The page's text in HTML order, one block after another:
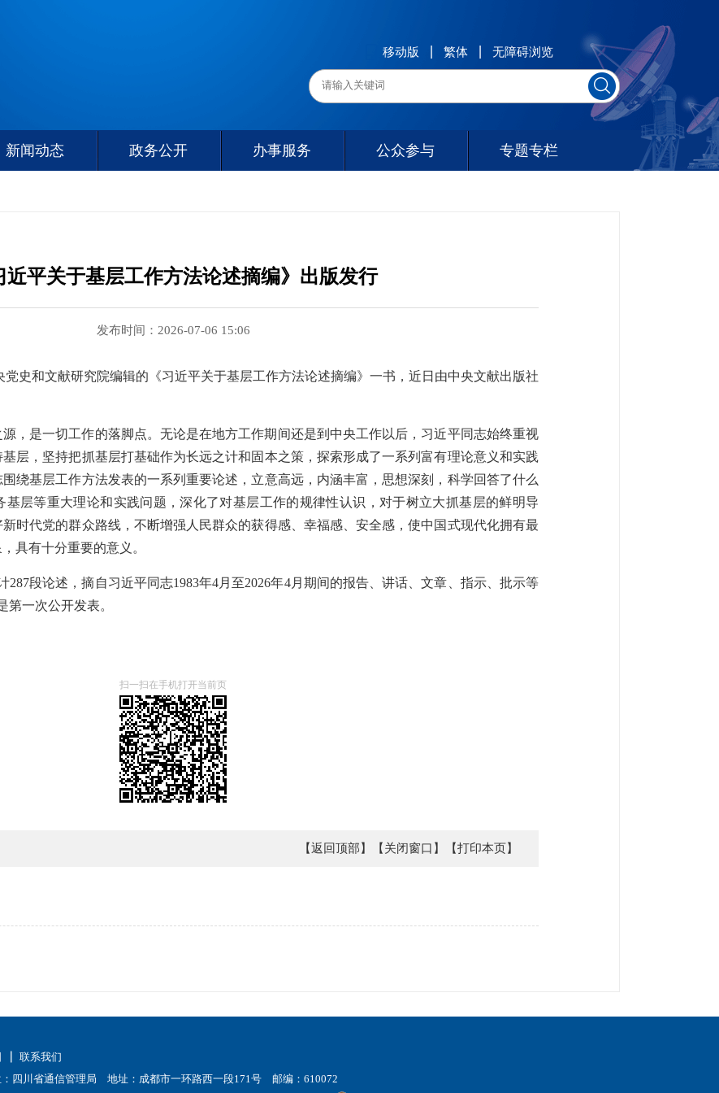
移动版 繁体 无障碍浏览
新闻动态 政务公开 办事服务 公众参与 专题专栏
近平关于基层工作方法论述摘编》出版发行
发布时间：2026-07-06 15:06
党史和文献研究院编辑的《习近平关于基层工作方法论述摘编》一书，近日由中央文献出版社
，是一切工作的落脚点。无论是在地方工作期间还是到中央工作以后，习近平同志始终重视
层，坚持把抓基层打基础作为长远之计和固本之策，探索形成了一系列富有理论意义和实践
绕基层工作方法发表的一系列重要论述，立意高远，内涵丰富，思想深刻，科学回答了什么
基层等重大理论和实践问题，深化了对基层工作的规律性认识，对于树立大抓基层的鲜明导
时代党的群众路线，不断增强人民群众的获得感、幸福感、安全感，使中国式现代化拥有最
具有十分重要的意义。
287段论述，摘自习近平同志1983年4月至2026年4月期间的报告、讲话、文章、指示、批示等
第一次公开发表。
扫一扫在手机打开当前页
【返回顶部】 【关闭窗口】 【打印本页】
联系我们
：四川省通信管理局 地址：成都市一环路西一段171号 邮编：610072